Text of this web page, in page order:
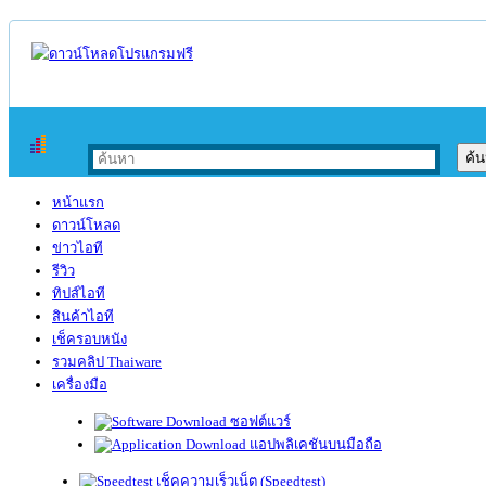
หน้าแรก
ดาวน์โหลด
ข่าวไอที
รีวิว
ทิปส์ไอที
สินค้าไอที
เช็ครอบหนัง
รวมคลิป Thaiware
เครื่องมือ
ซอฟต์แวร์
แอปพลิเคชันบนมือถือ
เช็คความเร็วเน็ต (Speedtest)